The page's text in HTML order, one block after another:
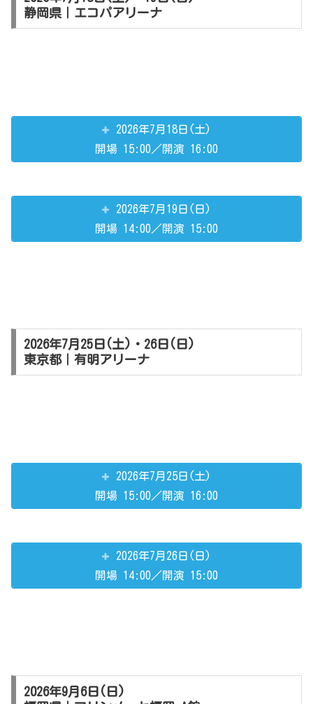
静岡県｜エコパアリーナ
2026年7月18日(土)
開場 15:00／開演 16:00
2026年7月19日(日)
開場 14:00／開演 15:00
2026年7月25日(土)・26日(日)
東京都｜有明アリーナ
2026年7月25日(土)
開場 15:00／開演 16:00
2026年7月26日(日)
開場 14:00／開演 15:00
2026年9月6日(日)